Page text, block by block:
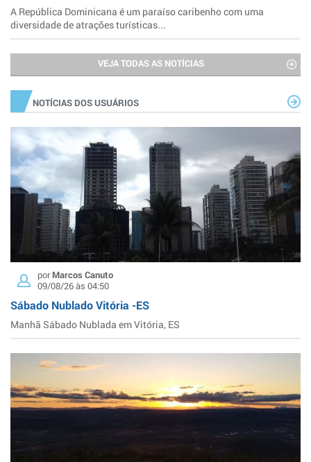
A República Dominicana é um paraíso caribenho com uma
diversidade de atrações turísticas...
VEJA TODAS AS NOTÍCIAS
NOTÍCIAS DOS USUÁRIOS
porMarcos Canuto
09/08/26 às 04:50
Sábado Nublado Vitória -ES
Manhã Sábado Nublada em Vitória, ES